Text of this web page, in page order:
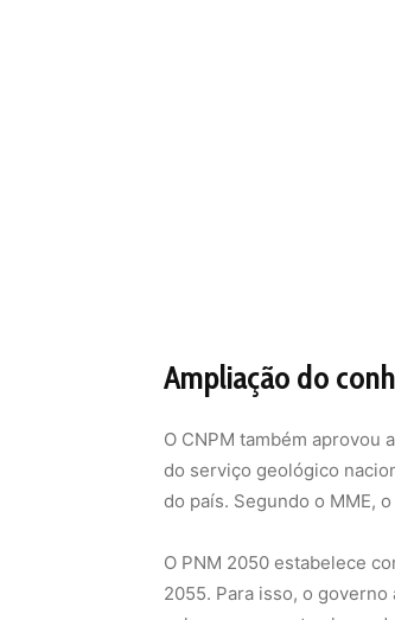
O PNM 2050 estabelece
2055. Para isso, o
coloca como meta elevar
mineral até 2050.
O novo grupo de trabalho
investimentos para